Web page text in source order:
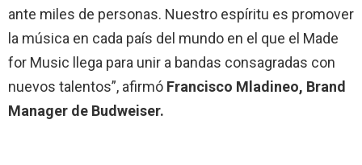
ante miles de personas. Nuestro espíritu es promover
la música en cada país del mundo en el que el Made
for Music llega para unir a bandas consagradas con
nuevos talentos”, afirmó Francisco Mladineo, Brand
Manager de Budweiser.